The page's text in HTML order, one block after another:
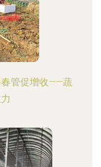
春管促增收——蔬